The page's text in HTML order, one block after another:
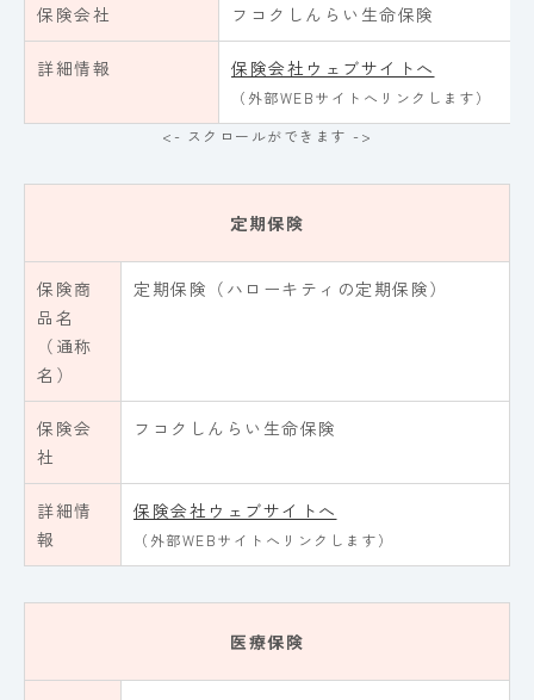
保険会社 フコクしんらい生命保険
詳細情報 保険会社ウェブサイトへ
（外部WEBサイトへリンクします）
<- スクロールができます ->
定期保険
保険商
品名
（通称
名）
定期保険（ハローキティの定期保険）
保険会
社
フコクしんらい生命保険
詳細情
報
保険会社ウェブサイトへ
（外部WEBサイトへリンクします）
医療保険